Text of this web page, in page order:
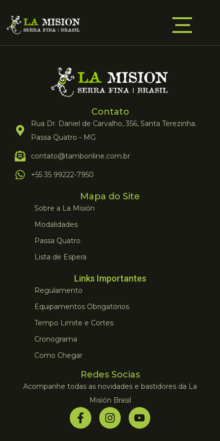
Contato
Rua Dr. Daniel de Carvalho, 356, Santa Terezinha.
Passa Quatro - MG
contato@tambonline.com.br
+55 35 99222-7950
Mapa do Site
Sobre a La Misión
Modalidades
Passa Quatro
Lista de Espera
Links Importantes
Regulamento
Equipamentos Obrigatórios
Tempo Limite e Cortes
Cronograma
Como Chegar
Redes Socias
Acompanhe todas as novidades e bastidores da La
Misión Brasil